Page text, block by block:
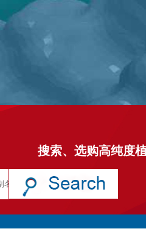
搜索、选购高纯度